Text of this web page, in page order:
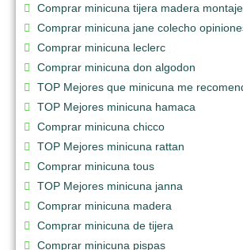
Comprar minicuna tijera madera montaje
Comprar minicuna jane colecho
Comprar minicuna leclerc
Comprar minicuna don algodon
TOP Mejores que minicuna me
TOP Mejores minicuna hamaca
Comprar minicuna chicco
TOP Mejores minicuna rattan
Comprar minicuna tous
TOP Mejores minicuna janna
Comprar minicuna madera
Comprar minicuna de tijera
Comprar minicuna pispas